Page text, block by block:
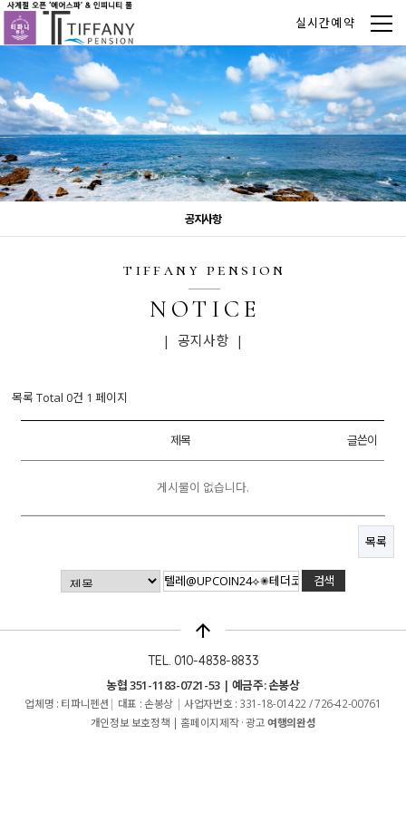
실시간예약
공지사항
tiffany pension
NOTICE
| 공지사항 |
목록 Total 0건 1 페이지
제목 글쓴이
게시물이 없습니다.
목록
arrow_upward
TEL. 010-4838-8833
농협 351-1183-0721-53 | 예금주: 손봉상
업체명 : 티파니펜션 | 대표 : 손봉상 | 사업자번호 : 331-18-01422 / 726-42-00761
개인정보 보호정책 | 홈페이지제작 · 광고여행의완성